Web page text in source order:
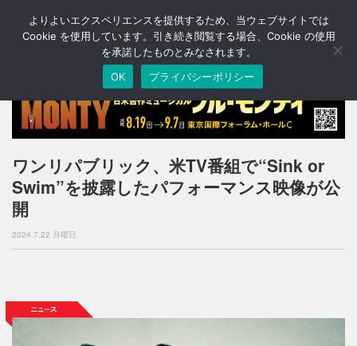
T
o
n
a
v
a
n
ワンリパブリック、米TV番組で“Sink or
Swim”を披露したパフォーマンス映像が公
開
2024.7.22 月曜日
よりよいエクスペリエンスを提供するため、当ウェブサイトでは
Cookie を使用しています。引き続き閲覧する場合、Cookie の使用
を承諾したものとみなされます。
OK
プライバシーポリシー